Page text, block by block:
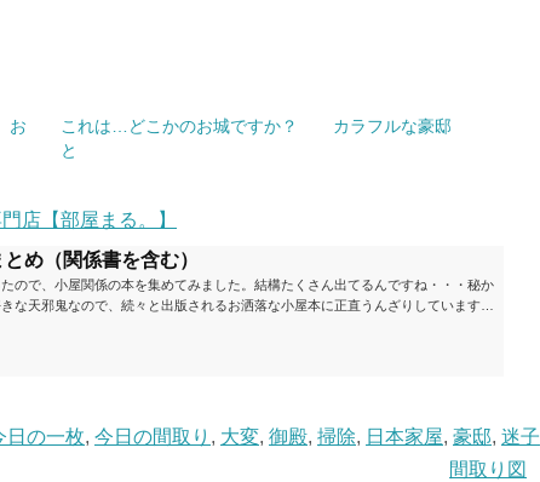
お
これは…どこかのお城ですか？
と
カラフルな豪邸
店【部屋まる。】
め（関係書を含む）
ので、小屋関係の本を集めてみました。結構たくさん出てるんですね・・・秘か
な天邪鬼なので、続々と出版されるお洒落な小屋本に正直うんざりしています
日の一枚, 今日の間取り , 大変, 御殿, 掃除, 日本家屋, 豪邸, 迷子
間取り図